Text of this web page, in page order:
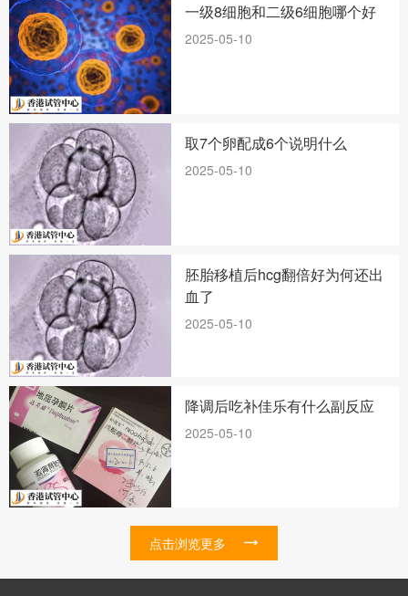
一级8细胞和二级6细胞哪个好
2025-05-10
取7个卵配成6个说明什么
2025-05-10
胚胎移植后hcg翻倍好为何还出
血了
2025-05-10
降调后吃补佳乐有什么副反应
2025-05-10
点击浏览更多